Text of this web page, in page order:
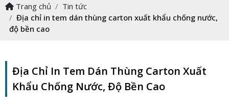
Trang chủ
Tin tức
Địa chỉ in tem dán thùng carton xuất khẩu chống nước,
độ bền cao
Địa Chỉ In Tem Dán Thùng Carton Xuất
Khẩu Chống Nước, Độ Bền Cao